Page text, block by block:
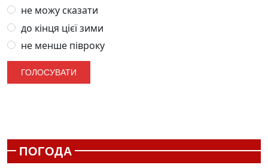
не можу сказати
до кінця цієї зими
не менше півроку
ПОГОДА